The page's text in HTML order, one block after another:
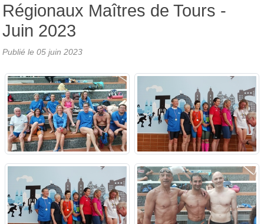
Régionaux Maîtres de Tours -
Juin 2023
Publié le 05 juin 2023